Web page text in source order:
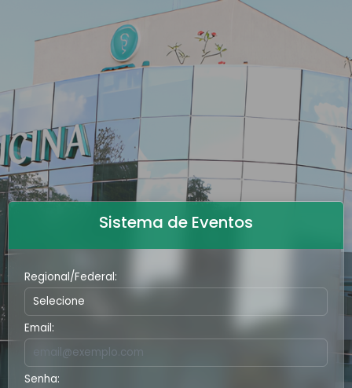
Sistema de Eventos
Regional/Federal:
Email:
Senha: